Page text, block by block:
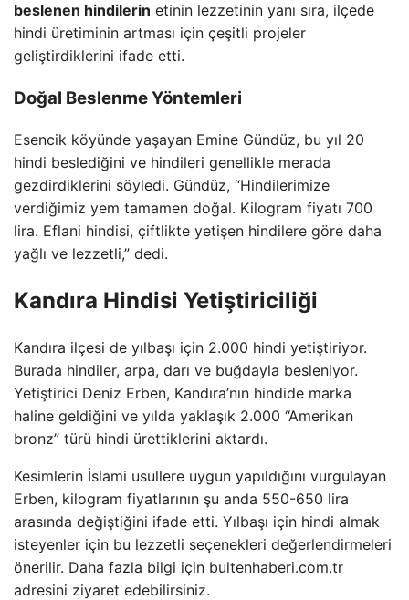
beslenen hindilerin etinin lezzetinin yanı sıra, ilçede
hindi üretiminin artması için çeşitli projeler
geliştirdiklerini ifade etti.
Doğal Beslenme Yöntemleri
Esencik köyünde yaşayan Emine Gündüz, bu yıl 20
hindi beslediğini ve hindileri genellikle merada
gezdirdiklerini söyledi. Gündüz, “Hindilerimize
verdiğimiz yem tamamen doğal. Kilogram fiyatı 700
lira. Eflani hindisi, çiftlikte yetişen hindilere göre daha
yağlı ve lezzetli,” dedi.
Kandıra Hindisi Yetiştiriciliği
Kandıra ilçesi de yılbaşı için 2.000 hindi yetiştiriyor.
Burada hindiler, arpa, darı ve buğdayla besleniyor.
Yetiştirici Deniz Erben, Kandıra’nın hindide marka
haline geldiğini ve yılda yaklaşık 2.000 “Amerikan
bronz” türü hindi ürettiklerini aktardı.
Kesimlerin İslami usullere uygun yapıldığını vurgulayan
Erben, kilogram fiyatlarının şu anda 550-650 lira
arasında değiştiğini ifade etti. Yılbaşı için hindi almak
isteyenler için bu lezzetli seçenekleri değerlendirmeleri
önerilir. Daha fazla bilgi için bultenhaberi.com.tr
adresini ziyaret edebilirsiniz.